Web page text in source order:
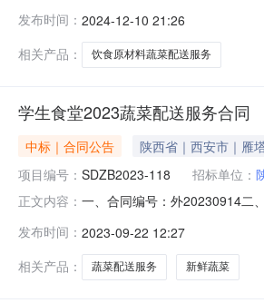
称：学生食堂2024年度饮食原
发布时间： 2024-12-10 21:26
相关产品：
饮食原材料蔬菜配送服务
学生食堂2023蔬菜配送服务合同
中标｜合同公告 陕西省｜西安市｜雁
项目编号： SDZB2023-118 招标单位：
正文内容： 一、合同编号：外20230914二
集团有限公司地址：西安市长
发布时间： 2023-09-22 12:27
相关产品：
蔬菜配送服务 新鲜蔬菜